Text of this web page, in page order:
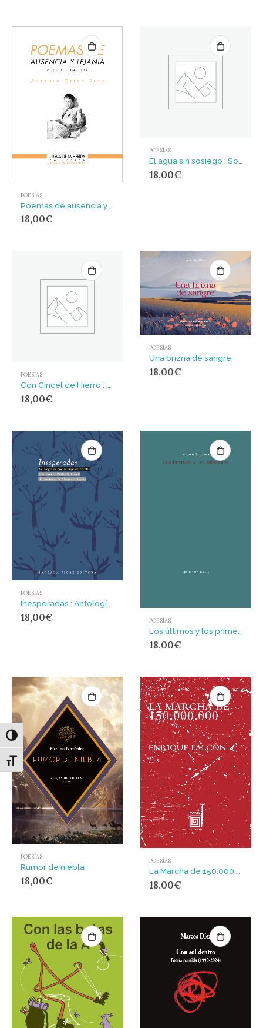
Alternar alto contraste
Alternar tamaño de letra
POESÍAS
18,00€
POESÍAS
18,00€
POESÍAS
18,00€
POESÍAS
Una brizna de sangre
18,00€
POESÍAS
18,00€ POESÍAS
Los últimos y los primeros
18,00€
POESÍAS
Rumor de niebla
18,00€
POESÍAS
18,00€